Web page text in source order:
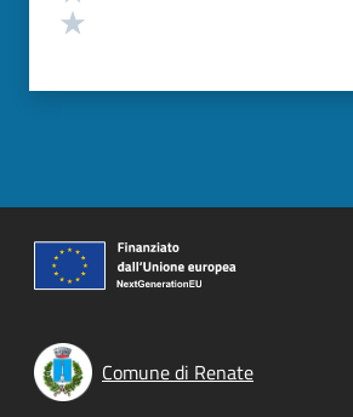
Comune di Renate